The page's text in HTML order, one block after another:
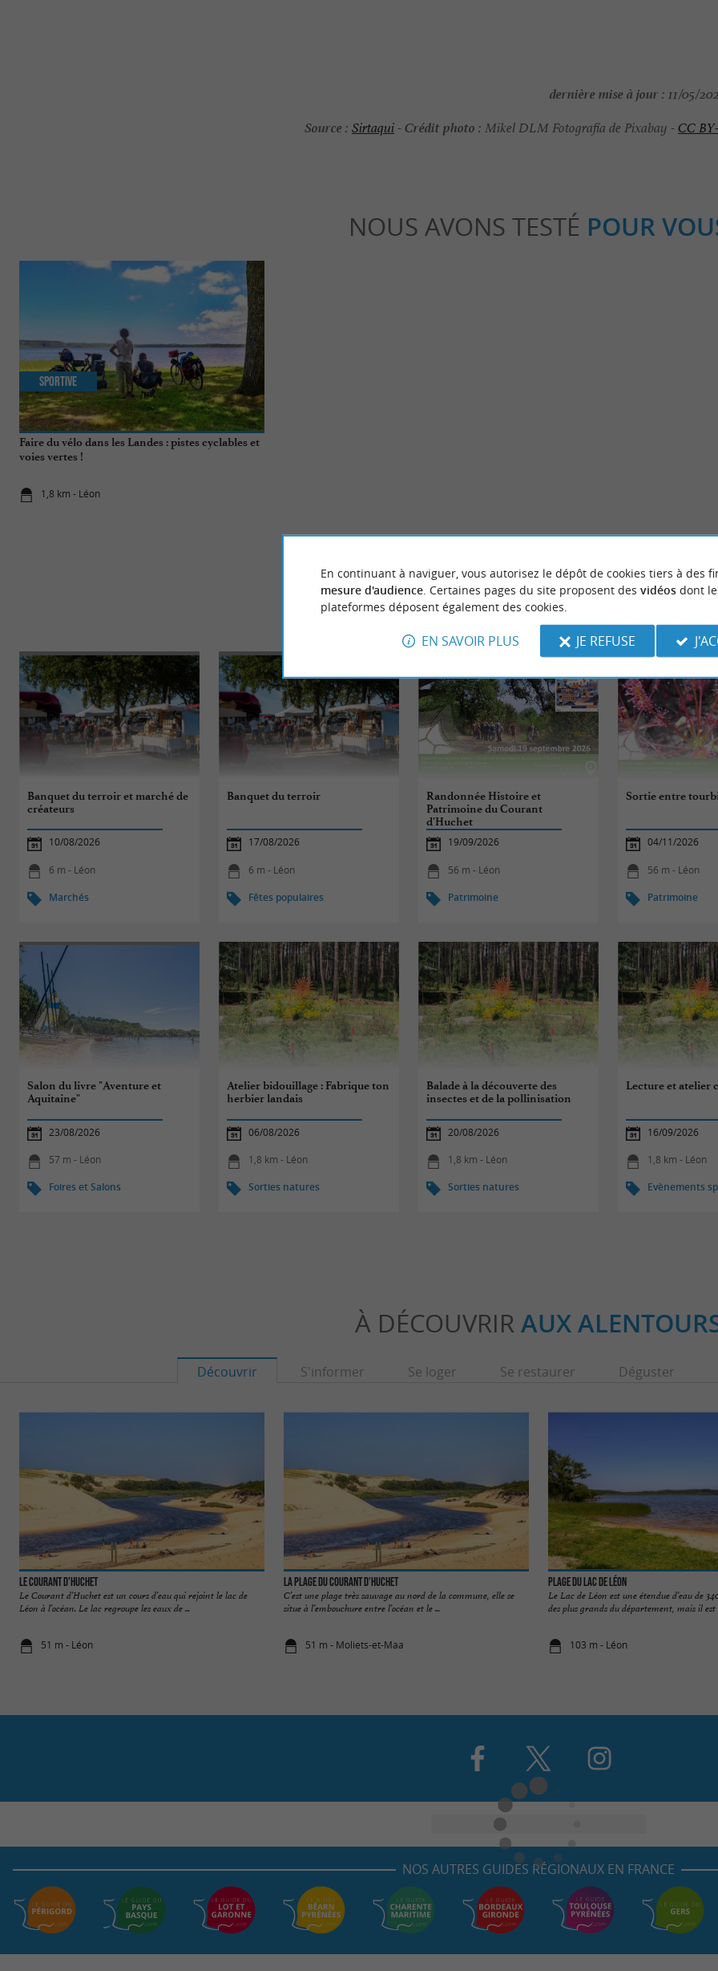
dernière mise à jour : 11/05/
Source : Sirtaqui-Crédit photo : Mikel DLM Fotografía de Pixabay -CC
NOUS AVONS TESTÉ POUR
Faire du vélo dans les Landes : pistes cyclables et
voies vertes !
1,8 km - Léon
Sportive
ÉVÈNEMENTSÀ LÉON
Banquet du terroir et marché de
créateurs
10/08/2026
6 m - Léon
Marchés
Banquet du terroir
17/08/2026
6 m - Léon
Fêtes populaires
Randonnée Histoire et
Patrimoine du Courant
d'Huchet
19/09/2026
56 m - Léon
Patrimoine
Sortie entre
04/11/2026
56 m - Léon
Patrimoine
Salon du livre "Aventure et
Aquitaine"
23/08/2026
57 m - Léon
Foires et Salons
Atelier bidouillage : Fabrique ton
herbier landais
06/08/2026
1,8 km - Léon
Sorties natures
Balade à la découverte des
insectes et de la pollinisation
20/08/2026
1,8 km - Léon
Sorties natures
Lecture et atelier
16/09/2026
1,8 km - Léon
Evènements
À DÉCOUVRIR AUX
Découvrir S'informer Se loger Se restaurer Déguster
Le Courant d'Huchet
Le Courant d’Huchet est un cours d’eau qui rejoint le lac de
Léon à l’océan. Le lac regroupe les eaux de ...
51 m - Léon
La Plage du Courant d’Huchet
C’est une plage très sauvage au nord de la commune, elle se
situe à l’embouchure entre l’océan et le ...
51 m - Moliets-et-Maa
Plage du Lac de Léon
Le Lac de Léon est une étendue d’eau de
des plus grands du département, mais il est
103 m - Léon
NOS AUTRES GUIDES RÉGIONAUX EN FRANCE
En continuant à naviguer, vous autorisez le dépôt de cookies tiers à des
mesure d'audience. Certaines pages du site proposent des vidéosdont
plateformes déposent également des cookies.
EN SAVOIR PLUS JE REFUSE